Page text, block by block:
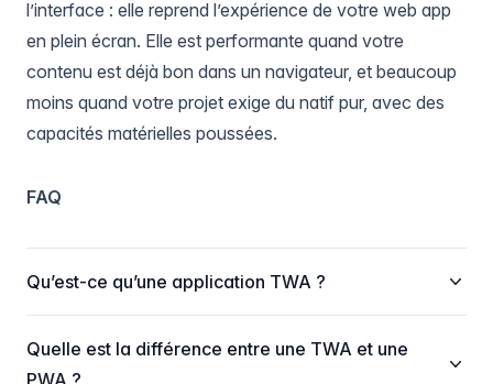
l’interface : elle reprend l’expérience de votre web app
en plein écran. Elle est performante quand votre
contenu est déjà bon dans un navigateur, et beaucoup
moins quand votre projet exige du natif pur, avec des
capacités matérielles poussées.
FAQ
Qu’est-ce qu’une application TWA ?
Quelle est la différence entre une TWA et une
PWA ?